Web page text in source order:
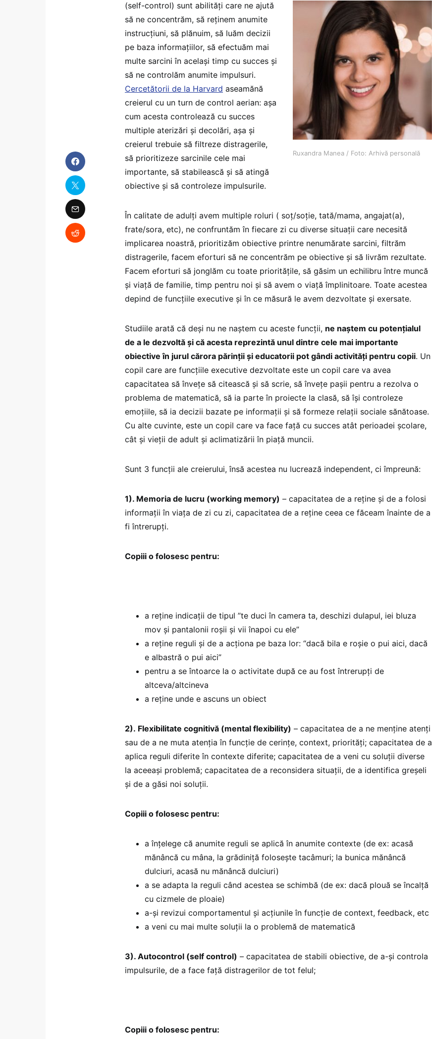
Ruxandra Manea / Foto: Arhivă personală
(self-control) sunt abilități care ne ajută
să ne concentrăm, să reținem anumite
instrucțiuni, să plănuim, să luăm decizii
pe baza informațiilor, să efectuăm mai
multe sarcini în același timp cu succes și
să ne controlăm anumite impulsuri.
Cercetătorii de la Harvard aseamănă
creierul cu un turn de control aerian: așa
cum acesta controlează cu succes
multiple aterizări și decolări, așa și
creierul trebuie să filtreze distragerile,
să prioritizeze sarcinile cele mai
importante, să stabilească și să atingă
obiective și să controleze impulsurile.
În calitate de adulți avem multiple roluri ( soț/soție, tată/mama, angajat(a),
frate/sora, etc), ne confruntăm în fiecare zi cu diverse situații care necesită
implicarea noastră, prioritizăm obiective printre nenumărate sarcini, filtrăm
distragerile, facem eforturi să ne concentrăm pe obiective și să livrăm rezultate.
Facem eforturi să jonglăm cu toate prioritățile, să găsim un echilibru între muncă
și viață de familie, timp pentru noi și să avem o viață împlinitoare. Toate acestea
depind de funcțiile executive și în ce măsură le avem dezvoltate și exersate.
Studiile arată că deși nu ne naștem cu aceste funcții, ne naștem cu potențialul
de a le dezvoltă și că acesta reprezintă unul dintre cele mai importante
obiective în jurul cărora părinții și educatorii pot gândi activități pentru copii. Un
copil care are funcțiile executive dezvoltate este un copil care va avea
capacitatea să învețe să citească și să scrie, să învețe pașii pentru a rezolva o
problema de matematică, să ia parte în proiecte la clasă, să își controleze
emoțiile, să ia decizii bazate pe informații și să formeze relații sociale sănătoase.
Cu alte cuvinte, este un copil care va face față cu succes atât perioadei școlare,
cât și vieții de adult și aclimatizării în piață muncii.
Sunt 3 funcții ale creierului, însă acestea nu lucrează independent, ci împreună:
1). Memoria de lucru (working memory) – capacitatea de a reține și de a folosi
informații în viața de zi cu zi, capacitatea de a reține ceea ce făceam înainte de a
fi întrerupți.
Copiii o folosesc pentru:
a reține indicații de tipul ”te duci în camera ta, deschizi dulapul, iei bluza
mov și pantalonii roșii și vii înapoi cu ele”
a reține reguli și de a acționa pe baza lor: “dacă bila e roșie o pui aici, dacă
e albastră o pui aici”
pentru a se întoarce la o activitate după ce au fost întrerupți de
altceva/altcineva
a reține unde e ascuns un obiect
2). Flexibilitate cognitivă (mental flexibility) – capacitatea de a ne menține atenți
sau de a ne muta atenția în funcție de cerințe, context, priorități; capacitatea de a
aplica reguli diferite în contexte diferite; capacitatea de a veni cu soluții diverse
la aceeași problemă; capacitatea de a reconsidera situații, de a identifica greșeli
și de a găsi noi soluții.
Copiii o folosesc pentru:
a înțelege că anumite reguli se aplică în anumite contexte (de ex: acasă
mănâncă cu mâna, la grădiniță folosește tacâmuri; la bunica mănâncă
dulciuri, acasă nu mănâncă dulciuri)
a se adapta la reguli când acestea se schimbă (de ex: dacă plouă se încalță
cu cizmele de ploaie)
a-și revizui comportamentul și acțiunile în funcție de context, feedback, etc
a veni cu mai multe soluții la o problemă de matematică
3). Autocontrol (self control) – capacitatea de stabili obiective, de a-și controla
impulsurile, de a face față distragerilor de tot felul;
Copiii o folosesc pentru: